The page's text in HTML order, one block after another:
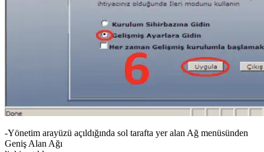
-Yönetim arayüzü açıldığında sol tarafta yer alan Ağ menüsünden
Geniş Alan Ağı